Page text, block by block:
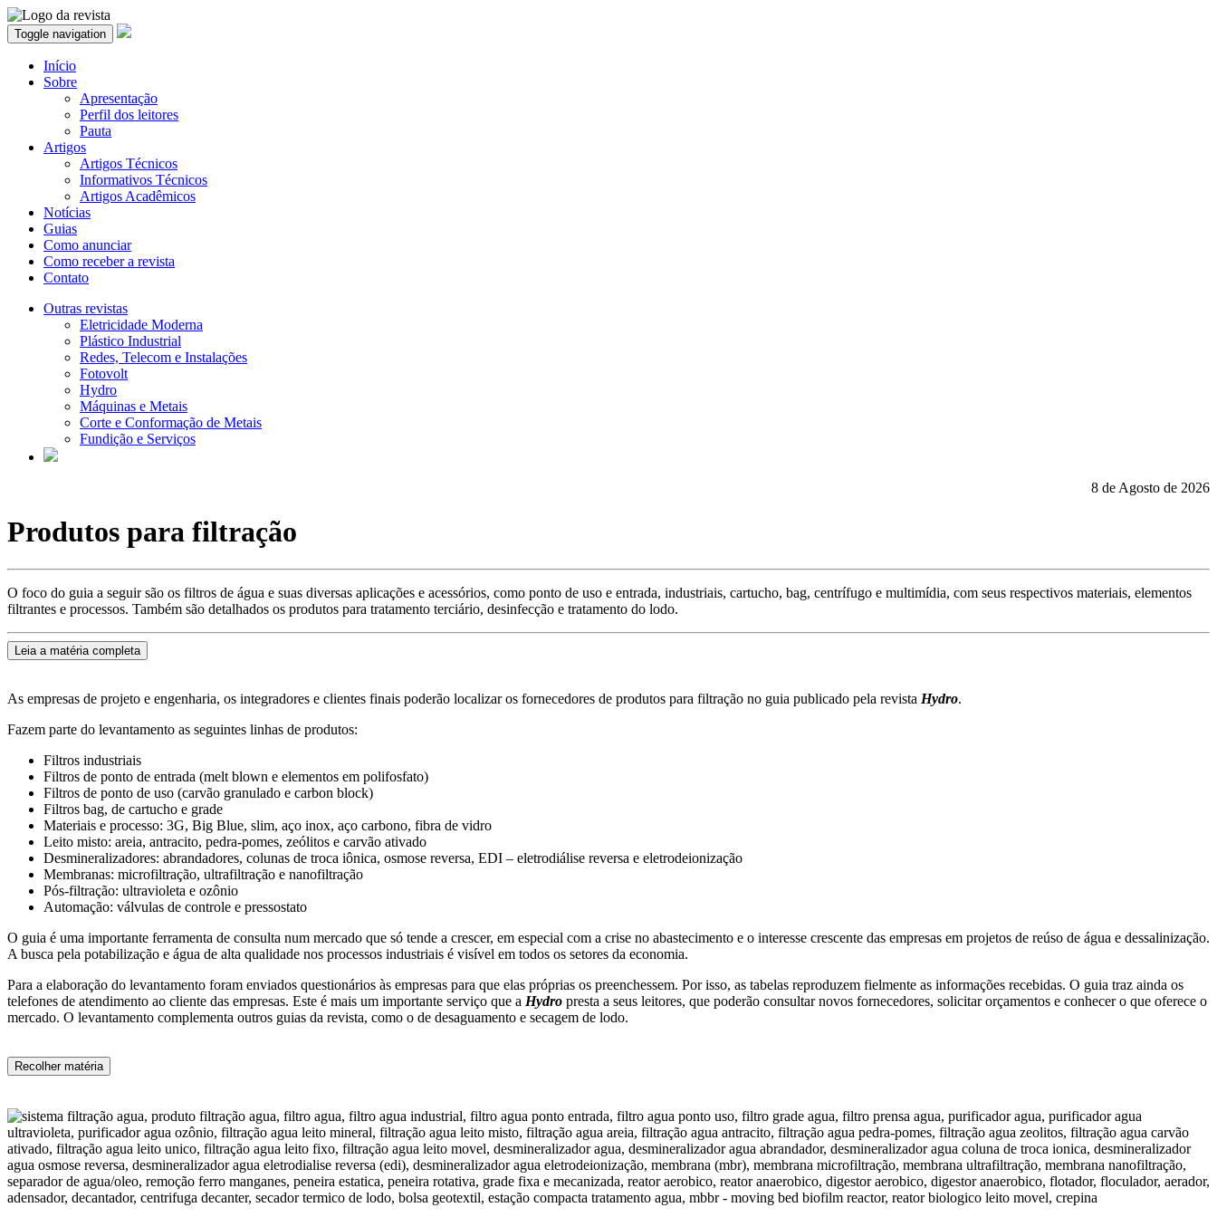
Toggle navigation
Início
Sobre
Apresentação
Perfil dos leitores
Pauta
Artigos
Artigos Técnicos
Informativos Técnicos
Artigos Acadêmicos
Notícias
Guias
Como anunciar
Como receber a revista
Contato
Outras revistas
Eletricidade Moderna
Plástico Industrial
Redes, Telecom e Instalações
Fotovolt
Hydro
Máquinas e Metais
Corte e Conformação de Metais
Fundição e Serviços
8 de Agosto de 2026
Produtos para filtração
O foco do guia a seguir são os filtros de água e suas diversas aplicações e acessórios, como ponto de uso e entrada, industriais, cartucho, bag, centrífugo e multimídia, com seus respectivos materiais, elementos
filtrantes e processos. Também são detalhados os produtos para tratamento terciário, desinfecção e tratamento do lodo.
Leia a matéria completa
As empresas de projeto e engenharia, os integradores e clientes finais poderão localizar os fornecedores de produtos para filtração no guia publicado pela revista Hydro.
Fazem parte do levantamento as seguintes linhas de produtos:
Filtros industriais
Filtros de ponto de entrada (melt blown e elementos em polifosfato)
Filtros de ponto de uso (carvão granulado e carbon block)
Filtros bag, de cartucho e grade
Materiais e processo: 3G, Big Blue, slim, aço inox, aço carbono, fibra de vidro
Leito misto: areia, antracito, pedra-pomes, zeólitos e carvão ativado
Desmineralizadores: abrandadores, colunas de troca iônica, osmose reversa, EDI – eletrodiálise reversa e eletrodeionização
Membranas: microfiltração, ultrafiltração e nanofiltração
Pós-filtração: ultravioleta e ozônio
Automação: válvulas de controle e pressostato
O guia é uma importante ferramenta de consulta num mercado que só tende a crescer, em especial com a crise no abastecimento e o interesse crescente das empresas em projetos de reúso de água e dessalinização.
A busca pela potabilização e água de alta qualidade nos processos industriais é visível em todos os setores da economia.
Para a elaboração do levantamento foram enviados questionários às empresas para que elas próprias os preenchessem. Por isso, as tabelas reproduzem fielmente as informações recebidas. O guia traz ainda os
telefones de atendimento ao cliente das empresas. Este é mais um importante serviço que a Hydro presta a seus leitores, que poderão consultar novos fornecedores, solicitar orçamentos e conhecer o que oferece o
mercado. O levantamento complementa outros guias da revista, como o de desaguamento e secagem de lodo.
Recolher matéria